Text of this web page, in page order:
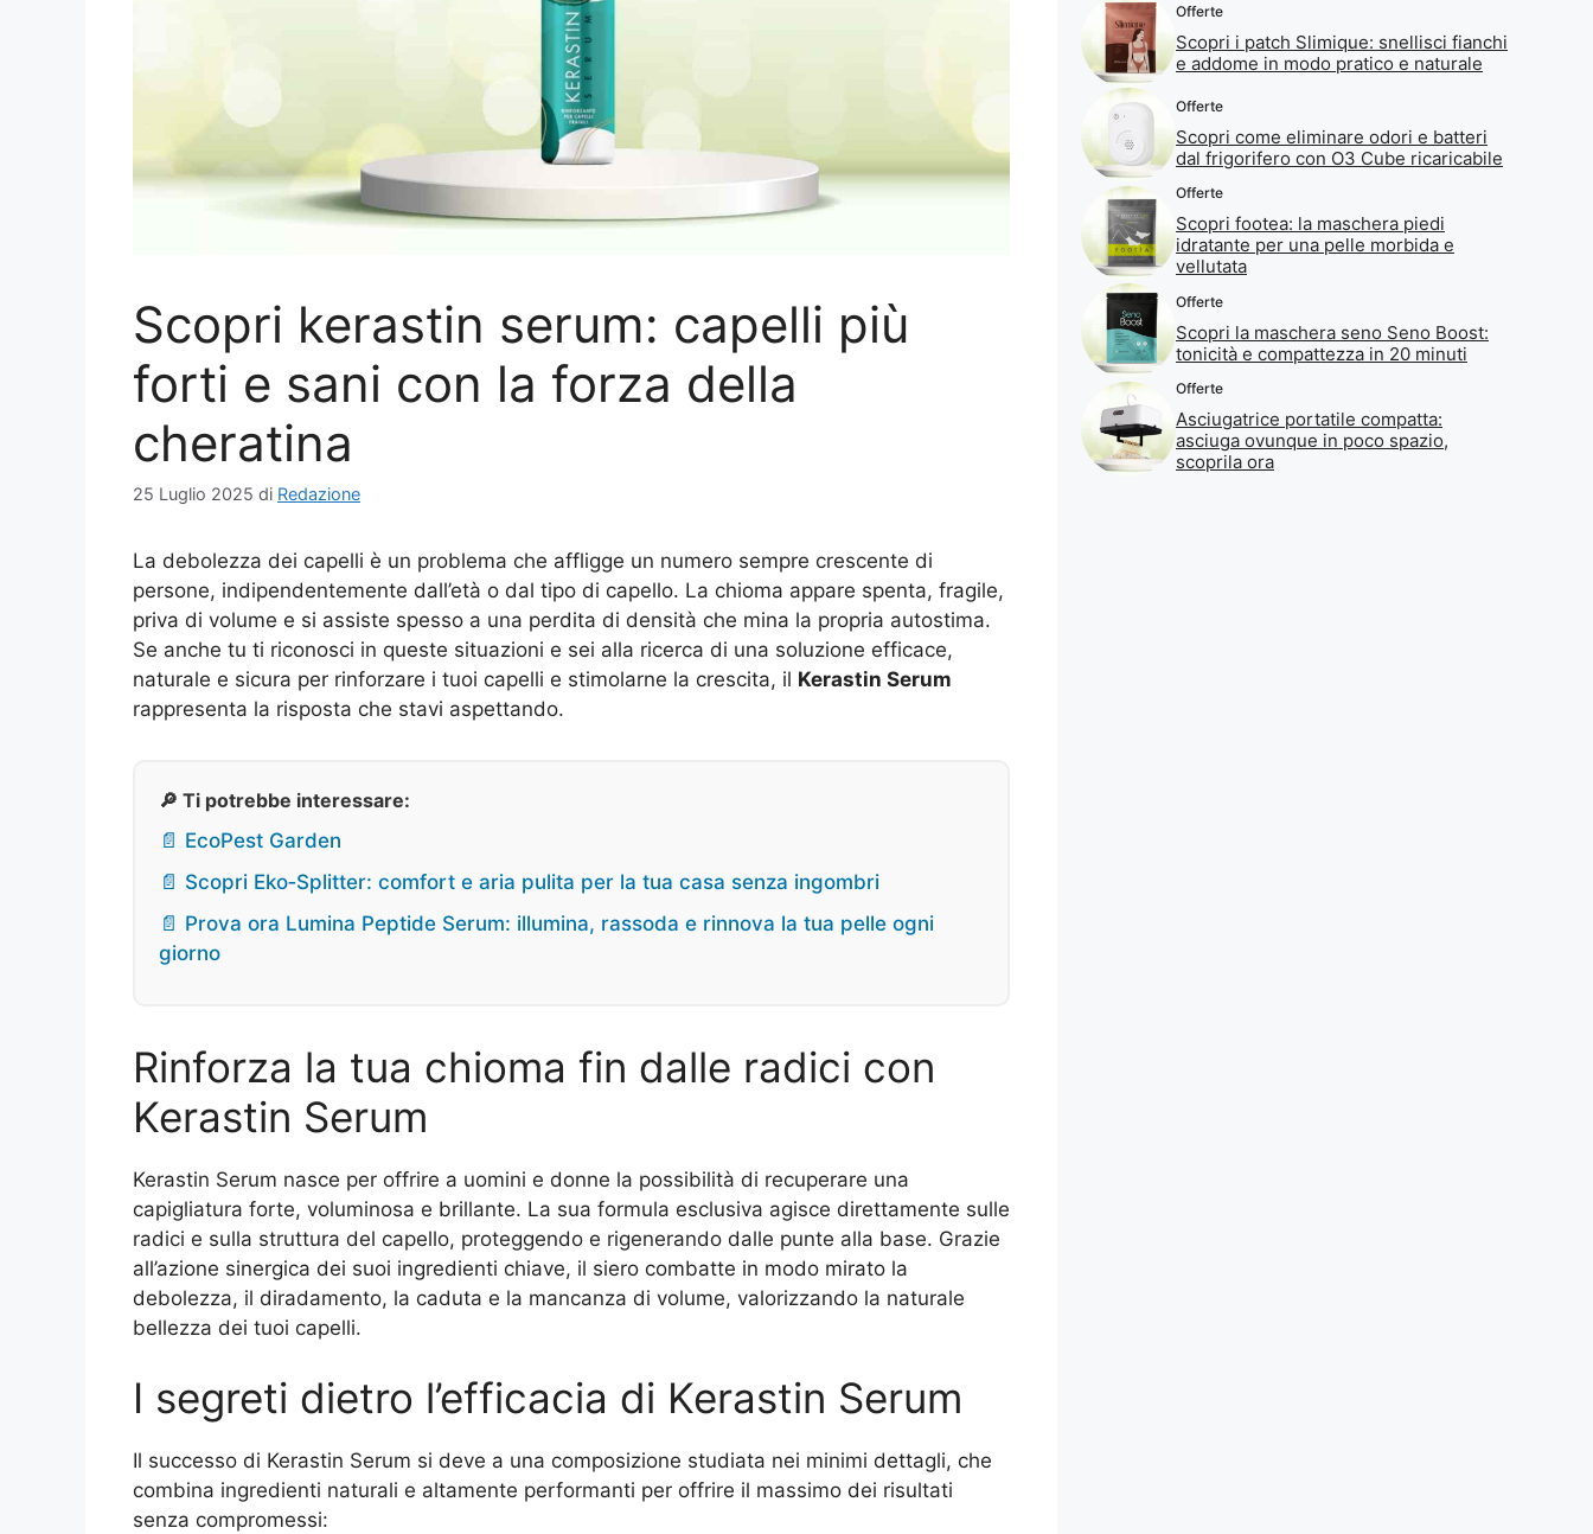
Scopri kerastin serum: capelli più
forti e sani con la forza della
cheratina
25 Luglio 2025 di Redazione
La debolezza dei capelli è un problema che affligge un numero sempre crescente di
persone, indipendentemente dall’età o dal tipo di capello. La chioma appare spenta, fragile,
priva di volume e si assiste spesso a una perdita di densità che mina la propria autostima.
Se anche tu ti riconosci in queste situazioni e sei alla ricerca di una soluzione efficace,
naturale e sicura per rinforzare i tuoi capelli e stimolarne la crescita, il Kerastin Serum
rappresenta la risposta che stavi aspettando.
🔎 Ti potrebbe interessare:
📄 EcoPest Garden
📄 Scopri Eko‑Splitter: comfort e aria pulita per la tua casa senza ingombri
📄 Prova ora Lumina Peptide Serum: illumina, rassoda e rinnova la tua pelle ogni
giorno
Rinforza la tua chioma fin dalle radici con
Kerastin Serum
Kerastin Serum nasce per offrire a uomini e donne la possibilità di recuperare una
capigliatura forte, voluminosa e brillante. La sua formula esclusiva agisce direttamente sulle
radici e sulla struttura del capello, proteggendo e rigenerando dalle punte alla base. Grazie
all’azione sinergica dei suoi ingredienti chiave, il siero combatte in modo mirato la
debolezza, il diradamento, la caduta e la mancanza di volume, valorizzando la naturale
bellezza dei tuoi capelli.
I segreti dietro l’efficacia di Kerastin Serum
Il successo di Kerastin Serum si deve a una composizione studiata nei minimi dettagli, che
combina ingredienti naturali e altamente performanti per offrire il massimo dei risultati
senza compromessi:
Offerte
Scopri i patch Slimique: snellisci fianchi
e addome in modo pratico e naturale
Offerte
Scopri come eliminare odori e batteri
dal frigorifero con O3 Cube ricaricabile
Offerte
Scopri footea: la maschera piedi
idratante per una pelle morbida e
vellutata
Offerte
Scopri la maschera seno Seno Boost:
tonicità e compattezza in 20 minuti
Offerte
Asciugatrice portatile compatta:
asciuga ovunque in poco spazio,
scoprila ora